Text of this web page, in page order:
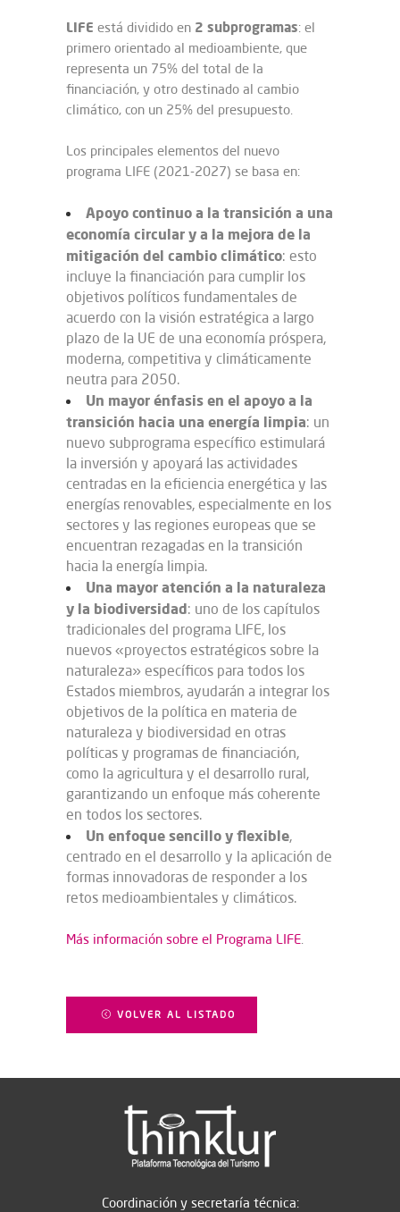
LIFE está dividido en 2 subprogramas: el
primero orientado al medioambiente, que
representa un 75% del total de la
financiación, y otro destinado al cambio
climático, con un 25% del presupuesto.
Los principales elementos del nuevo
programa LIFE (2021-2027) se basa en:
Apoyo continuo a la transición a una
economía circular y a la mejora de la
mitigación del cambio climático: esto
incluye la financiación para cumplir los
objetivos políticos fundamentales de
acuerdo con la visión estratégica a largo
plazo de la UE de una economía próspera,
moderna, competitiva y climáticamente
neutra para 2050.
Un mayor énfasis en el apoyo a la
transición hacia una energía limpia: un
nuevo subprograma específico estimulará
la inversión y apoyará las actividades
centradas en la eficiencia energética y las
energías renovables, especialmente en los
sectores y las regiones europeas que se
encuentran rezagadas en la transición
hacia la energía limpia.
Una mayor atención a la naturaleza
y la biodiversidad: uno de los capítulos
tradicionales del programa LIFE, los
nuevos «proyectos estratégicos sobre la
naturaleza» específicos para todos los
Estados miembros, ayudarán a integrar los
objetivos de la política en materia de
naturaleza y biodiversidad en otras
políticas y programas de financiación,
como la agricultura y el desarrollo rural,
garantizando un enfoque más coherente
en todos los sectores.
Un enfoque sencillo y flexible,
centrado en el desarrollo y la aplicación de
formas innovadoras de responder a los
retos medioambientales y climáticos.
Más información sobre el Programa LIFE.
VOLVER AL LISTADO
Coordinación y secretaría técnica: